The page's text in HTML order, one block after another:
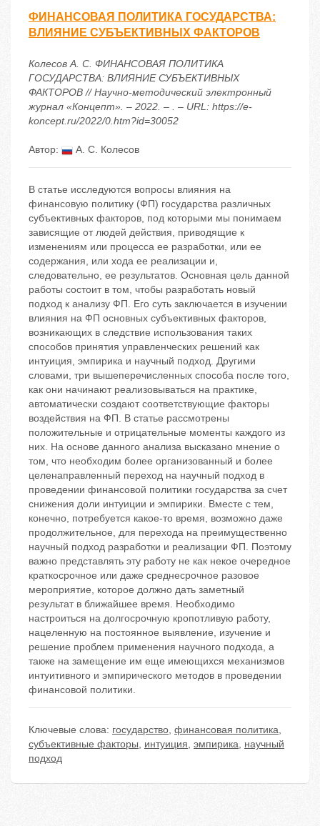
ФИНАНСОВАЯ ПОЛИТИКА ГОСУДАРСТВА:
ВЛИЯНИЕ СУБЪЕКТИВНЫХ ФАКТОРОВ
Колесов А. С. ФИНАНСОВАЯ ПОЛИТИКА
ГОСУДАРСТВА: ВЛИЯНИЕ СУБЪЕКТИВНЫХ
ФАКТОРОВ // Научно-методический электронный
журнал «Концепт». – 2022. – . – URL: https://e-
koncept.ru/2022/0.htm?id=30052
Автор: А. С. Колесов
В статье исследуются вопросы влияния на
финансовую политику (ФП) государства различных
субъективных факторов, под которыми мы понимаем
зависящие от людей действия, приводящие к
изменениям или процесса ее разработки, или ее
содержания, или хода ее реализации и,
следовательно, ее результатов. Основная цель данной
работы состоит в том, чтобы разработать новый
подход к анализу ФП. Его суть заключается в изучении
влияния на ФП основных субъективных факторов,
возникающих в следствие использования таких
способов принятия управленческих решений как
интуиция, эмпирика и научный подход. Другими
словами, три вышеперечисленных способа после того,
как они начинают реализовываться на практике,
автоматически создают соответствующие факторы
воздействия на ФП. В статье рассмотрены
положительные и отрицательные моменты каждого из
них. На основе данного анализа высказано мнение о
том, что необходим более организованный и более
целенаправленный переход на научный подход в
проведении финансовой политики государства за счет
снижения доли интуиции и эмпирики. Вместе с тем,
конечно, потребуется какое-то время, возможно даже
продолжительное, для перехода на преимущественно
научный подход разработки и реализации ФП. Поэтому
важно представлять эту работу не как некое очередное
краткосрочное или даже среднесрочное разовое
мероприятие, которое должно дать заметный
результат в ближайшее время. Необходимо
настроиться на долгосрочную кропотливую работу,
нацеленную на постоянное выявление, изучение и
решение проблем применения научного подхода, а
также на замещение им еще имеющихся механизмов
интуитивного и эмпирического методов в проведении
финансовой политики.
Ключевые слова: государство, финансовая политика,
субъективные факторы, интуиция, эмпирика, научный
подход